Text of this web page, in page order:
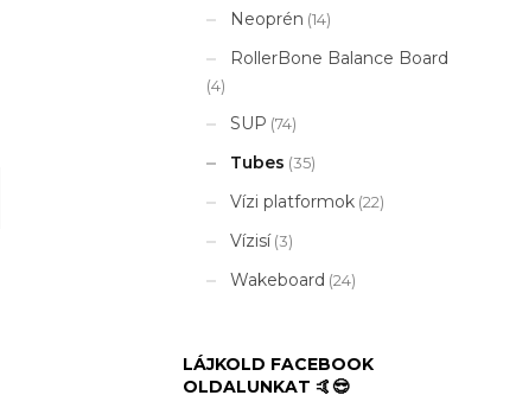
Neoprén (14)
RollerBone Balance Board
(4)
SUP (74)
Tubes (35)
Vízi platformok (22)
Vízisí (3)
Wakeboard (24)
LÁJKOLD FACEBOOK
OLDALUNKAT 🤙😎